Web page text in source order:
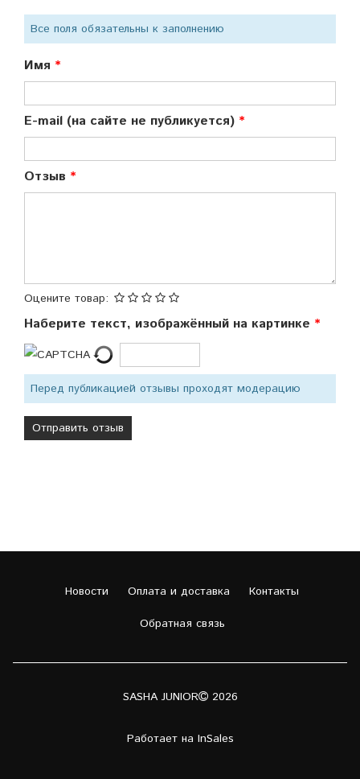
Все поля обязательны к заполнению
Имя
E-mail (на сайте не публикуется)
Отзыв
Оцените товар:
Наберите текст, изображённый на картинке
Перед публикацией отзывы проходят модерацию
Новости Оплата и доставка
Контакты
Обратная связь
SASHA JUNIOR 2026
Работает на InSales